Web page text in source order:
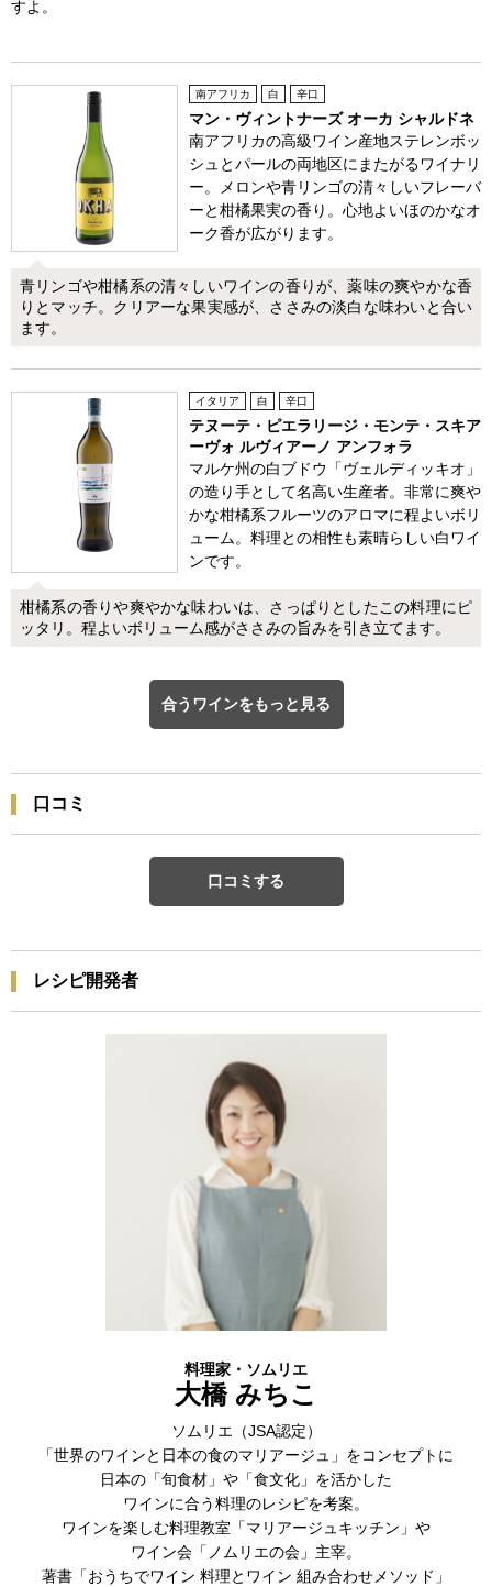
すよ。
南アフリカ 白 辛口
マン・ヴィントナーズ オーカ シャルドネ
南アフリカの高級ワイン産地ステレンボッ
シュとパールの両地区にまたがるワイナリ
ー。メロンや青リンゴの清々しいフレーバ
ーと柑橘果実の香り。心地よいほのかなオ
ーク香が広がります。
青リンゴや柑橘系の清々しいワインの香りが、薬味の爽やかな香
りとマッチ。クリアーな果実感が、ささみの淡白な味わいと合い
ます。
イタリア 白 辛口
テヌーテ・ピエラリージ・モンテ・スキア
ーヴォ ルヴィアーノ アンフォラ
マルケ州の白ブドウ「ヴェルディッキオ」
の造り手として名高い生産者。非常に爽や
かな柑橘系フルーツのアロマに程よいボリ
ューム。料理との相性も素晴らしい白ワイ
ンです。
柑橘系の香りや爽やかな味わいは、さっぱりとしたこの料理にピ
ッタリ。程よいボリューム感がささみの旨みを引き立てます。
合うワインをもっと見る
口コミ
口コミする
レシピ開発者
料理家・ソムリエ
大橋 みちこ
ソムリエ（JSA認定）
「世界のワインと日本の食のマリアージュ」をコンセプトに
日本の「旬食材」や「食文化」を活かした
ワインに合う料理のレシピを考案。
ワインを楽しむ料理教室「マリアージュキッチン」や
ワイン会「ノムリエの会」主宰。
著書「おうちでワイン 料理とワイン 組み合わせメソッド」